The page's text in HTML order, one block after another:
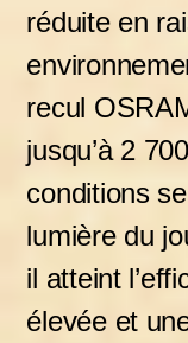
réduite en
recul
jusqu’à 2
conditions
lumière du
il atteint
élevée et